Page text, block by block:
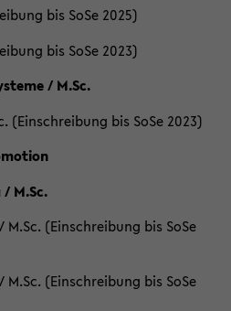
bis SoSe 2025)
bis SoSe 2023)
/ M.Sc.
(Einschreibung bis SoSe 2023)
M.Sc.
(Einschreibung bis SoSe
(Einschreibung bis SoSe